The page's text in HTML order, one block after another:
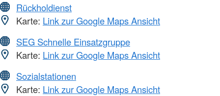
Rückholdienst
Karte: Link zur Google Maps Ansicht
SEG Schnelle Einsatzgruppe
Karte: Link zur Google Maps Ansicht
Sozialstationen
Karte: Link zur Google Maps Ansicht